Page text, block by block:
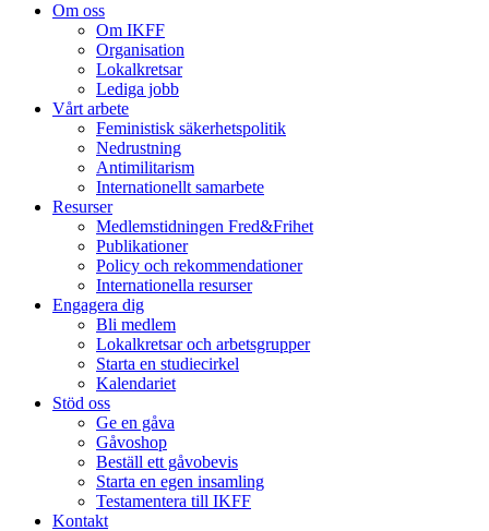
Om oss
Om IKFF
Organisation
Lokalkretsar
Lediga jobb
Vårt arbete
Feministisk säkerhetspolitik
Nedrustning
Antimilitarism
Internationellt samarbete
Resurser
Medlemstidningen Fred&Frihet
Publikationer
Policy och rekommendationer
Internationella resurser
Engagera dig
Bli medlem
Lokalkretsar och arbetsgrupper
Starta en studiecirkel
Kalendariet
Stöd oss
Ge en gåva
Gåvoshop
Beställ ett gåvobevis
Starta en egen insamling
Testamentera till IKFF
Kontakt